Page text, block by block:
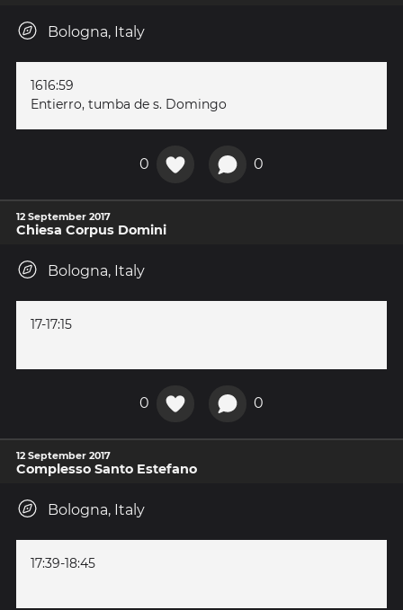
Bologna, Italy
1616:59
Entierro, tumba de s. Domingo
0 0
12 September 2017
Chiesa Corpus Domini
Bologna, Italy
17-17:15
0 0
12 September 2017
Complesso Santo Estefano
Bologna, Italy
17:39-18:45